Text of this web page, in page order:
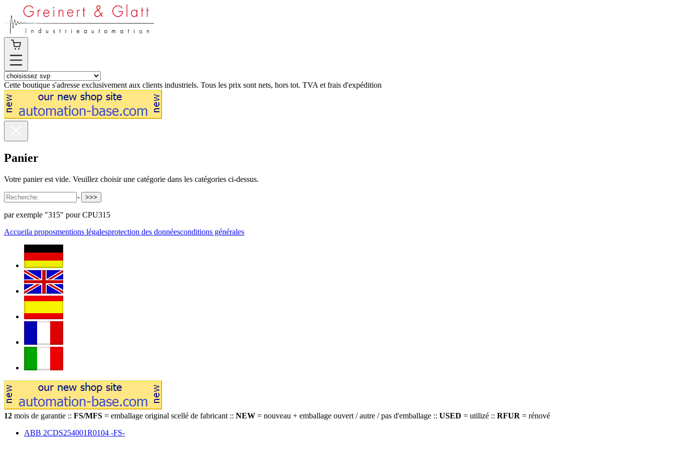
Cette boutique s'adresse exclusivement aux clients industriels. Tous les prix sont nets, hors tot. TVA et frais d'expédition
Panier
Votre panier est vide. Veuillez choisir une catégorie dans les catégories ci-dessus.
>>>
par exemple "315" pour CPU315
Accueila proposmentions légalesprotection des donnéesconditions générales
12 mois de garantie :: FS/MFS = emballage original scellé de fabricant :: NEW = nouveau + emballage ouvert / autre / pas d'emballage :: USED = utilizé :: RFUR = rénové
ABB 2CDS254001R0104 -FS-